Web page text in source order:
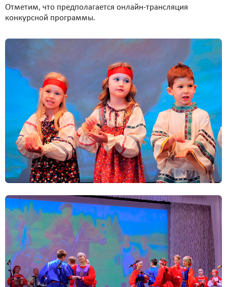
Отметим, что предполагается онлайн-трансляция
конкурсной программы.